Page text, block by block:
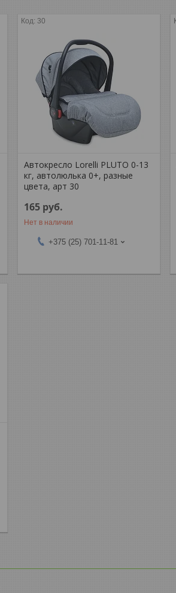
30
Автокресло Lorelli PLUTO 0-13
кг, автолюлька 0+, разные
цвета, арт 30
165 руб.
Нет в наличии
+375 (25) 701-11-81